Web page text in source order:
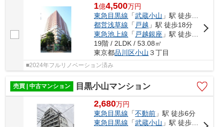
1億4,500万円
東急目黒線 「武蔵小山 」駅 徒歩3分
都営浅草線 「 戸越 」駅 徒歩18分
東急池上線 「 戸越銀座 」駅 徒歩15分
19階 / 2LDK / 53.08㎡
東京都品川区小山 ３丁目
■2024年フルリノベーション済み
売買 | 中古マンション 目黒小山マンション
2,680万円
東急目黒線 「不動前 」駅 徒歩6分
東急目黒線 「武蔵小山 」駅 徒歩11分